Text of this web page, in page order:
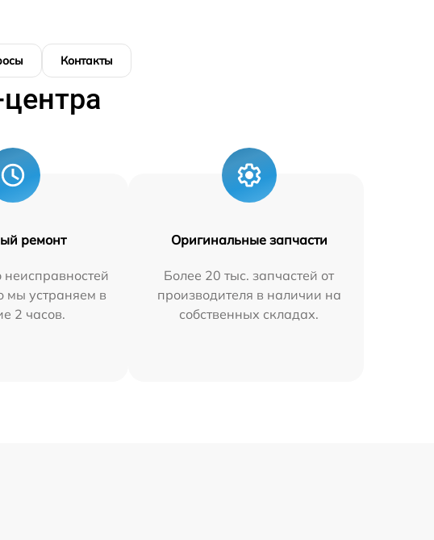
Контакты
ремонт
мы устраняем в
2 часов.
Оригинальные запчасти
Более 20 тыс. запчастей от
производителя в наличии на
собственных складах.